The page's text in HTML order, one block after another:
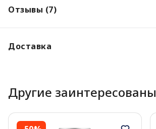
Отзывы (7)
Доставка
Другие заинтересованы